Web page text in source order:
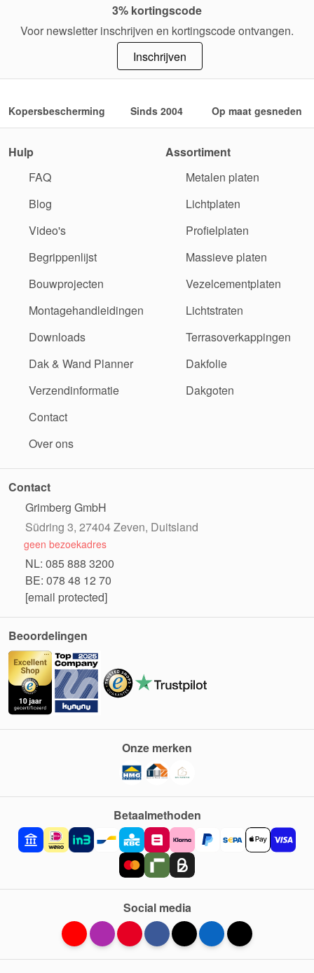
3% kortingscode
Voor newsletter inschrijven en kortingscode ontvangen.
Inschrijven
Kopersbescherming Sinds 2004 Op maat gesneden
Hulp
FAQ
Blog
Video's
Begrippenlijst
Bouwprojecten
Montagehandleidingen
Downloads
Dak & Wand Planner
Verzendinformatie
Contact
Over ons
Assortiment
Metalen platen
Lichtplaten
Profielplaten
Massieve platen
Vezelcementplaten
Lichtstraten
Terrasoverkappingen
Dakfolie
Dakgoten
Contact
Grimberg GmbH
Südring 3, 27404 Zeven, Duitsland
geen bezoekadres
NL: 085 888 3200
BE: 078 48 12 70
[email protected]
Beoordelingen
Betaalmethoden
Onze merken
Social media